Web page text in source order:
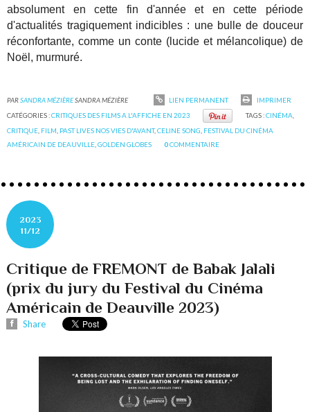
absolument en cette fin d'année et en cette période
d'actualités tragiquement indicibles : une bulle de douceur
réconfortante, comme un conte (lucide et mélancolique) de
Noël, murmuré.
PARSANDRA MÉZIÈRESANDRA MÉZIÈRE LIEN PERMANENT
IMPRIMER
CATÉGORIES :CRITIQUES DES FILMS A L'AFFICHE EN 2023 TAGS :CINÉMA
CRITIQUE FILM PAST LIVES NOS VIES D'AVANT,CELINE SONG FESTIVAL DU CINÉMA
AMÉRICAIN DE DEAUVILLE ,GOLDEN GLOBES 0COMMENTAIRE
2023
11/12
Critique de FREMONT de Babak Jalali
(prix du jury du Festival du Cinéma
Américain de Deauville 2023)
Share